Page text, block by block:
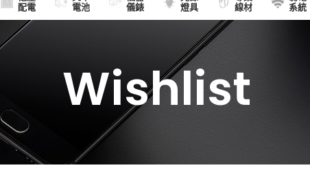
配電
電池
儀錶
燈具
線材
系統
Wishlist